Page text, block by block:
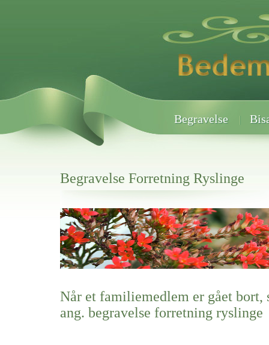
Begravelse
Begravelse Forretning Ryslinge
Her hos os får du altid en god afslutning når det gælder
Begravelse Forretning Ryslinge
vi hjælper i alle faser af begravelsel
Når et familiemedlem er gået bort,
ang. begravelse forretning ryslinge